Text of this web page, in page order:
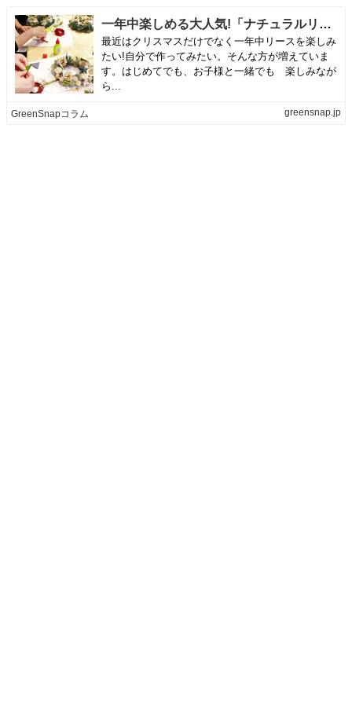
一年中楽しめる大人気!「ナチュラルリース」WSレポと作り方
最近はクリスマスだけでなく一年中リースを楽しみ
たい!自分で作ってみたい。そんな方が増えていま
す。はじめてでも、お子様と一緒でも 楽しみなが
ら...
GreenSnapコラム greensnap.jp